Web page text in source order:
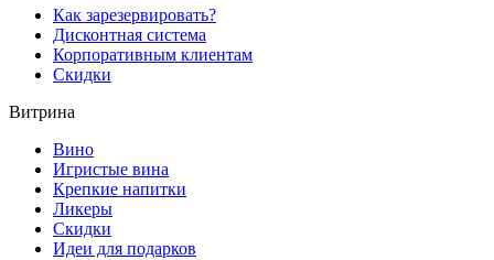
Как зарезервировать?
Дисконтная система
Корпоративным клиентам
Скидки
Витрина
Вино
Игристые вина
Крепкие напитки
Ликеры
Скидки
Идеи для подарков